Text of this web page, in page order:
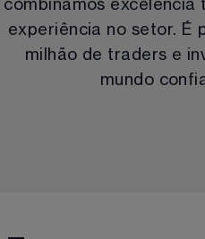
combinamos excelência
experiência no setor. É
milhão de traders e
mundo